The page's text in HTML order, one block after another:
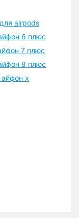
airpods
6 плюс
7 плюс
8 плюс
x